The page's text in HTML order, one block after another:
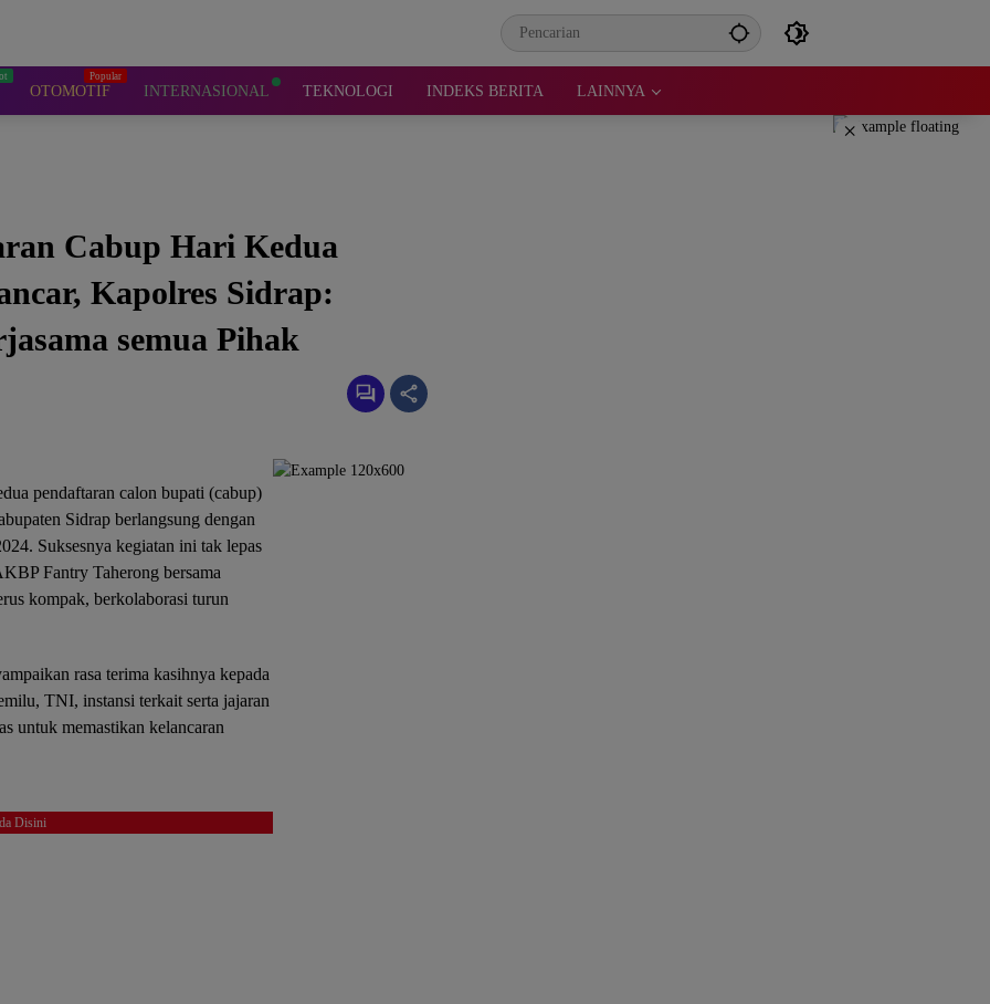
OTOMOTIF INTERNASIONAL TEKNOLOGI INDEKS BERITA LAINNYA
×
Cabup Hari Kedua
Kapolres Sidrap:
semua Pihak
pendaftaran calon bupati (cabup)
Sidrap berlangsung dengan
Suksesnya kegiatan ini tak lepas
Fantry Taherong bersama
kompak, berkolaborasi turun
rasa terima kasihnya kepada
TNI, instansi terkait serta jajaran
untuk memastikan kelancaran
Disini